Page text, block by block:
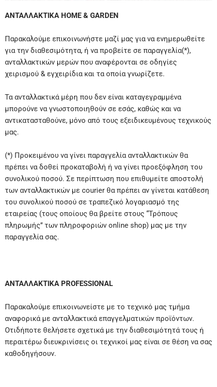
ΑΝΤΑΛΛΑΚΤΙΚΑ HOME & GARDEN
Παρακαλούμε επικοινωνήστε μαζί μας για να ενημερωθείτε
για την διαθεσιμότητα, ή να προβείτε σε παραγγελία(*),
ανταλλακτικών μερών που αναφέρονται σε οδηγίες
χειρισμού & εγχειρίδια και τα οποία γνωρίζετε.
Τα ανταλλακτικά μέρη που δεν είναι καταγεγραμμένα
μπορούνε να γνωστοποιηθούν σε εσάς, καθώς και να
αντικατασταθούνε, μόνο από τους εξειδικευμένους τεχνικούς
μας.
(*) Προκειμένου να γίνει παραγγελία ανταλλακτικών θα
πρέπει να δοθεί προκαταβολή ή να γίνει προεξόφληση του
συνολικού ποσού. Σε περίπτωση που επιθυμείτε αποστολή
των ανταλλακτικών με courier θα πρέπει αν γίνεται κατάθεση
του συνολικού ποσού σε τραπεζικό λογαριασμό της
εταιρείας (τους οποίους θα βρείτε στους “Τρόπους
πληρωμής” των πληροφοριών online shop) μας με την
παραγγελία σας.
ΑΝΤΑΛΛΑΚΤΙΚΑ PROFESSIONAL
Παρακαλούμε επικοινωνείστε με το τεχνικό μας τμήμα
αναφορικά με ανταλλακτικά επαγγελματικών προϊόντων.
Οτιδήποτε θελήσετε σχετικά με την διαθεσιμότητά τους ή
περαιτέρω διευκρινίσεις οι τεχνικοί μας είναι σε θέση να σας
καθοδηγήσουν.